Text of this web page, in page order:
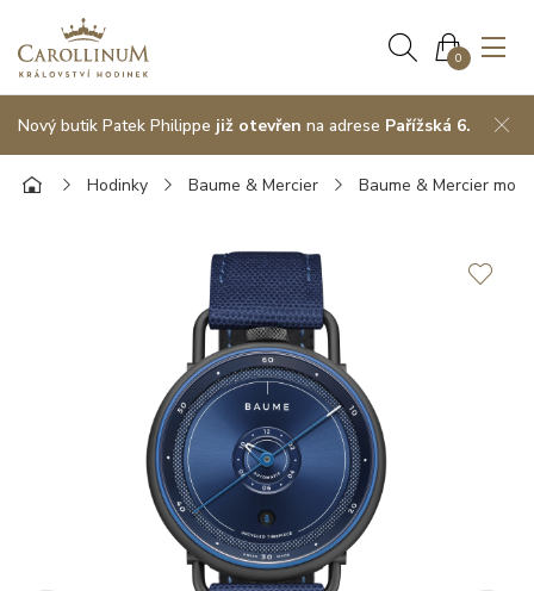
0
Nový butik Patek Philippe již otevřen na adrese Pařížská 6.
Hodinky Baume & Mercier Baume & Mercier